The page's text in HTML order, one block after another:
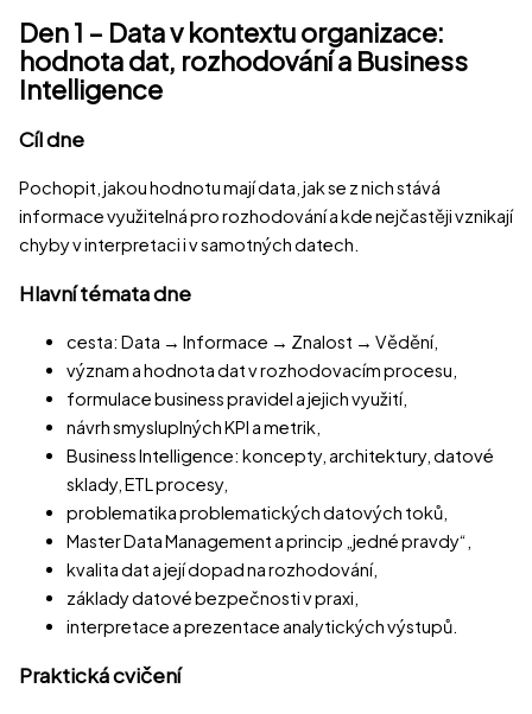
Den 1 – Data v kontextu organizace:
hodnota dat, rozhodování a Business
Intelligence
Cíl dne
Pochopit, jakou hodnotu mají data, jak se z nich stává
informace využitelná pro rozhodování a kde nejčastěji vznikají
chyby v interpretaci i v samotných datech.
Hlavní témata dne
cesta: Data → Informace → Znalost → Vědění,
význam a hodnota dat v rozhodovacím procesu,
formulace business pravidel a jejich využití,
návrh smysluplných KPI a metrik,
Business Intelligence: koncepty, architektury, datové
sklady, ETL procesy,
problematika problematických datových toků,
Master Data Management a princip „jedné pravdy“,
kvalita dat a její dopad na rozhodování,
základy datové bezpečnosti v praxi,
interpretace a prezentace analytických výstupů.
Praktická cvičení